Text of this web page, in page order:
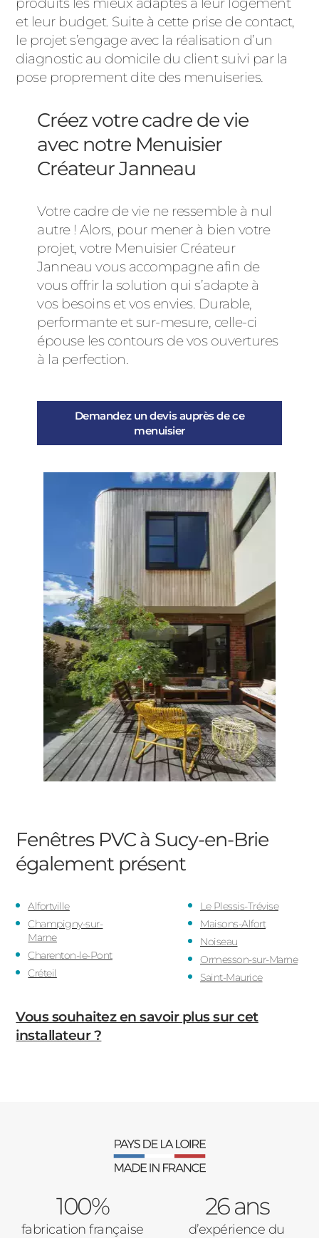
et leur budget. Suite à cette prise de contact,
le projet s’engage avec la réalisation d’un
diagnostic au domicile du client suivi par la
pose proprement dite des menuiseries.
Créez votre cadre de vie
avec notre Menuisier
Créateur Janneau
Votre cadre de vie ne ressemble à nul
autre ! Alors, pour mener à bien votre
projet, votre Menuisier Créateur
Janneau vous accompagne afin de
vous offrir la solution qui s’adapte à
vos besoins et vos envies. Durable,
performante et sur-mesure, celle-ci
épouse les contours de vos ouvertures
à la perfection.
Demandez un devis auprès de ce
menuisier
Fenêtres PVC à Sucy-en-Brie
également présent
Alfortville
Champigny-sur-
Marne
Charenton-le-Pont
Créteil
Le Plessis-Trévise
Maisons-Alfort
Noiseau
Ormesson-sur-Marne
Saint-Maurice
Vous souhaitez en savoir plus sur cet
installateur ?
100%
fabrication française
26 ans
d’expérience du